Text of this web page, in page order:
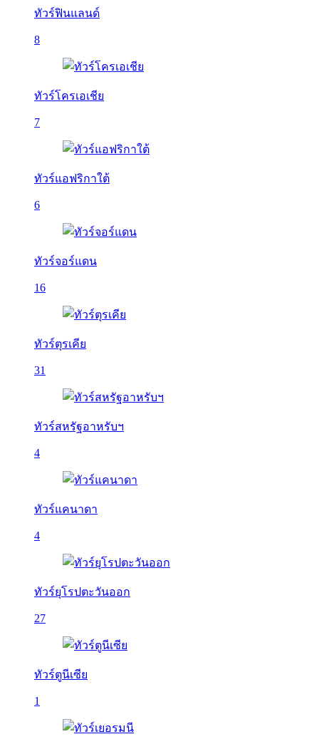
ทัวร์ฟินแลนด์
8
ทัวร์โครเอเชีย
7
ทัวร์แอฟริกาใต้
6
ทัวร์จอร์แดน
16
ทัวร์ตุรเคีย
31
ทัวร์สหรัฐอาหรับฯ
4
ทัวร์แคนาดา
4
ทัวร์ยุโรปตะวันออก
27
ทัวร์ตูนีเซีย
1